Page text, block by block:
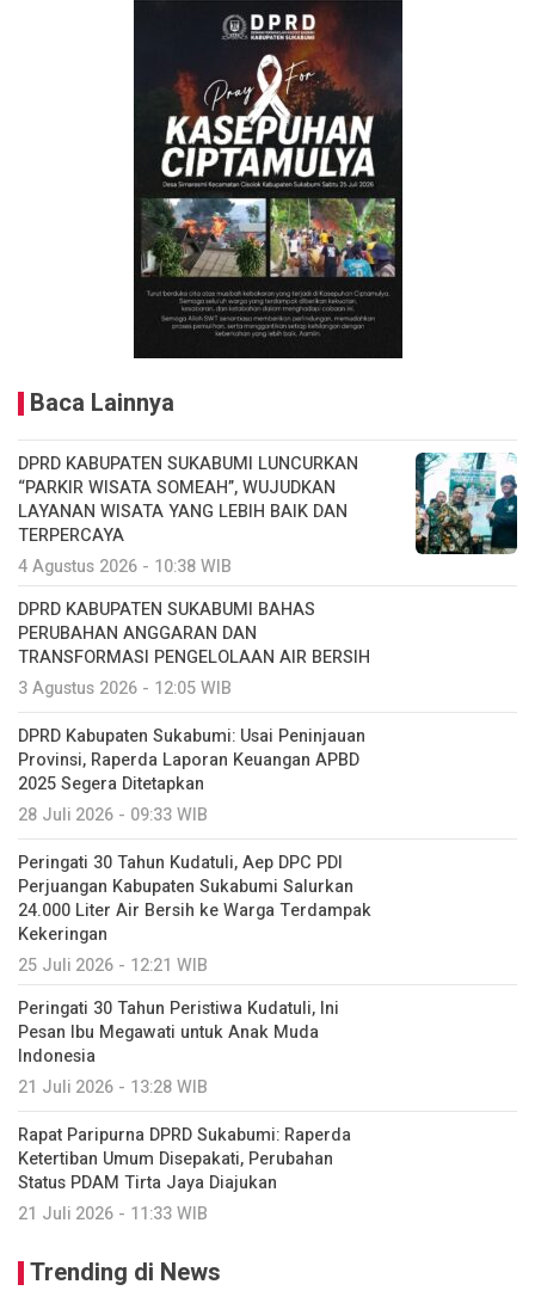
Baca Lainnya
DPRD KABUPATEN SUKABUMI LUNCURKAN
“PARKIR WISATA SOMEAH”, WUJUDKAN
LAYANAN WISATA YANG LEBIH BAIK DAN
TERPERCAYA
4 Agustus 2026 - 10:38 WIB
DPRD KABUPATEN SUKABUMI BAHAS
PERUBAHAN ANGGARAN DAN
TRANSFORMASI PENGELOLAAN AIR BERSIH
3 Agustus 2026 - 12:05 WIB
DPRD Kabupaten Sukabumi: Usai Peninjauan
Provinsi, Raperda Laporan Keuangan APBD
2025 Segera Ditetapkan
28 Juli 2026 - 09:33 WIB
Peringati 30 Tahun Kudatuli, Aep DPC PDI
Perjuangan Kabupaten Sukabumi Salurkan
24.000 Liter Air Bersih ke Warga Terdampak
Kekeringan
25 Juli 2026 - 12:21 WIB
Peringati 30 Tahun Peristiwa Kudatuli, Ini
Pesan Ibu Megawati untuk Anak Muda
Indonesia
21 Juli 2026 - 13:28 WIB
Rapat Paripurna DPRD Sukabumi: Raperda
Ketertiban Umum Disepakati, Perubahan
Status PDAM Tirta Jaya Diajukan
21 Juli 2026 - 11:33 WIB
Trending di News